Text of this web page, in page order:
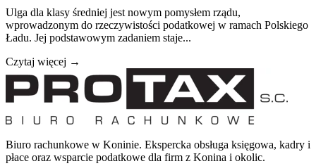
Ulga dla klasy średniej jest nowym pomysłem rządu,
wprowadzonym do rzeczywistości podatkowej w ramach Polskiego
Ładu. Jej podstawowym zadaniem staje...
Czytaj więcej →
Biuro rachunkowe w Koninie. Ekspercka obsługa księgowa, kadry i
płace oraz wsparcie podatkowe dla firm z Konina i okolic.